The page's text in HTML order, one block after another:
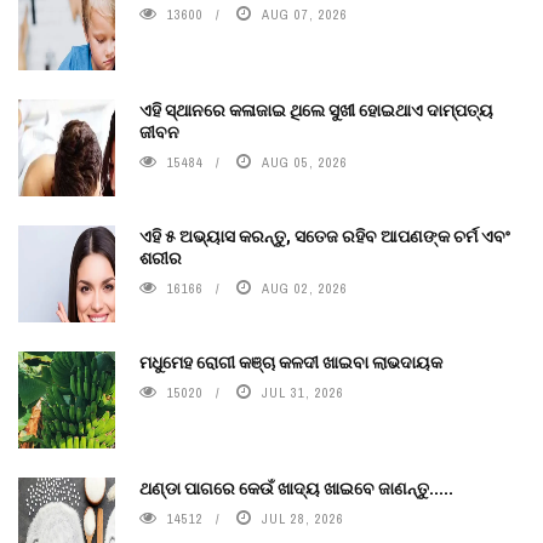
13600 AUG 07, 2026
ଏହି ସ୍ଥାନରେ କଳାଜାଇ ଥିଲେ ସୁଖୀ ହୋଇଥାଏ ଦାମ୍ପତ୍ୟ
ଜୀବନ
15484 AUG 05, 2026
ଏହି ୫ ଅଭ୍ୟାସ କରନ୍ତୁ, ସତେଜ ରହିବ ଆପଣଙ୍କ ଚର୍ମ ଏବଂ
ଶରୀର
16166 AUG 02, 2026
ମଧୁମେହ ରୋଗୀ କଞ୍ଚା କଳଦୀ ଖାଇବା ଲାଭଦାୟକ
15020 JUL 31, 2026
ଥଣ୍ଡା ପାଗରେ କେଉଁ ଖାଦ୍ୟ ଖାଇବେ ଜାଣନ୍ତୁ.....
14512 JUL 28, 2026